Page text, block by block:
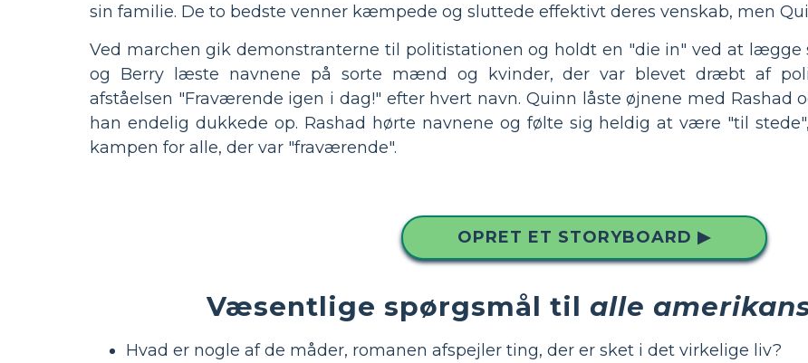
sin familie. De to bedste venner kæmpede og sluttede effektivt deres venskab, men
Ved marchen gik demonstranterne til politistationen og holdt en "die in" ved at lægge
og Berry læste navnene på sorte mænd og kvinder, der var blevet dræbt af
afståelsen "Fraværende igen i dag!" efter hvert navn. Quinn låste øjnene med Rashad
han endelig dukkede op. Rashad hørte navnene og følte sig heldig at være "til
kampen for alle, der var "fraværende".
OPRET ET STORYBOARD ▶
Væsentlige spørgsmål til alle
Hvad er nogle af de måder, romanen afspejler ting, der er sket i det virkelige liv?